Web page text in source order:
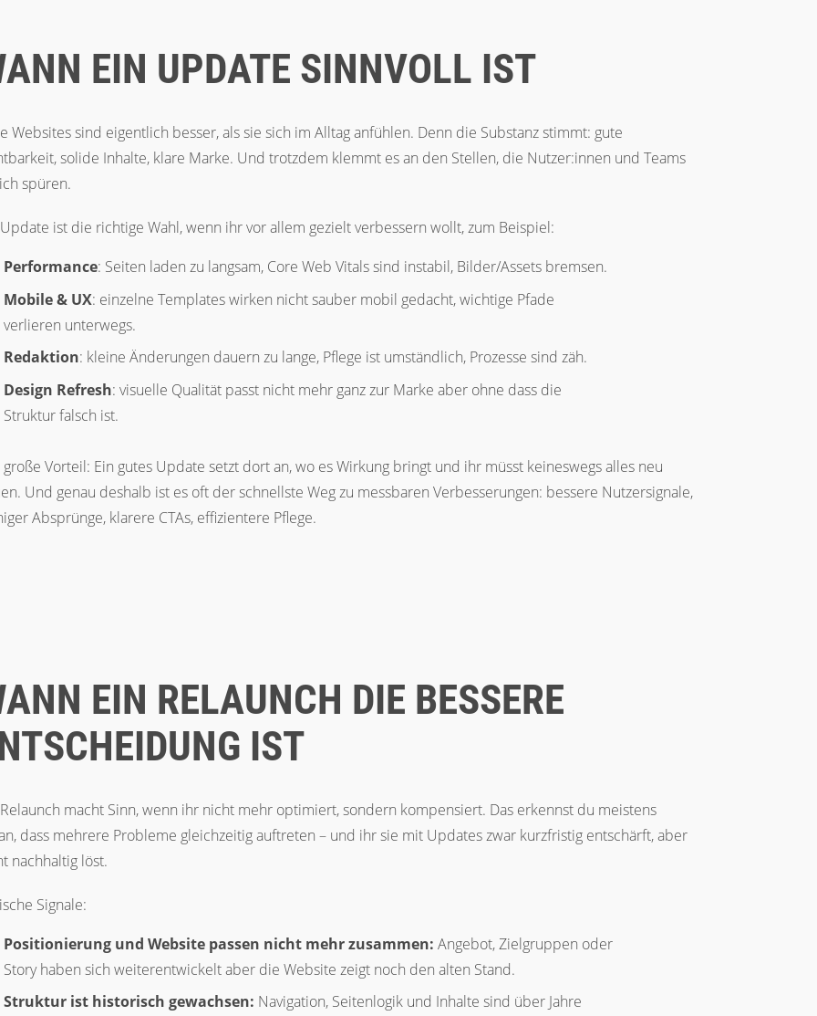
EIN UPDATE SINNVOLL IST
Websites sind eigentlich besser, als sie sich im Alltag anfühlen. Denn die Substanz stimmt: gute
solide Inhalte, klare Marke. Und trotzdem klemmt es an den Stellen, die Nutzer:innen und Teams
spüren.
ist die richtige Wahl, wenn ihr vor allem gezieltverbessern wollt, zum Beispiel:
Performance: Seiten laden zu langsam, Core Web Vitals sind instabil, Bilder/Assets bremsen.
Mobile & UX: einzelne Templates wirken nicht sauber mobil gedacht, wichtige Pfade
verlieren unterwegs.
Redaktion: kleine Änderungen dauern zu lange, Pflege ist umständlich, Prozesse sind zäh.
Design Refresh: visuelle Qualität passt nicht mehr ganz zur Marke aber ohne dass die
Struktur falsch ist.
große Vorteil: Ein gutes Update setzt dort an, wo es Wirkung bringt und ihr müsst keineswegs alles neu
Und genau deshalb ist es oft der schnellste Weg zu messbaren Verbesserungen: bessere Nutzersignale,
Absprünge, klarere CTAs, effizientere Pflege.
EIN RELAUNCH DIE BESSERE
IST
macht Sinn, wenn ihr nicht mehr optimiert, sondern kompensiert. Das erkennst du meistens
dass mehrere Probleme gleichzeitig auftreten – und ihr sie mit Updates zwar kurzfristig entschärft, aber
nachhaltig löst.
Signale:
Positionierung und Website passen nicht mehr zusammen: Angebot, Zielgruppen oder
Story haben sich weiterentwickelt aber die Website zeigt noch den alten Stand.
Struktur ist historisch gewachsen: Navigation, Seitenlogik und Inhalte sind über Jahre